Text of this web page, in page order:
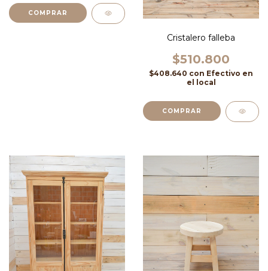
Cristalero falleba
$510.800
$408.640 con Efectivo en
el local
COMPRAR